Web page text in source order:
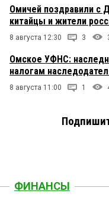
Омичей поздравили с
китайцы и жители
8 августа 12:30 3
Омское УФНС:
налогам
8 августа 11:00 1
ФИНАНСЫ